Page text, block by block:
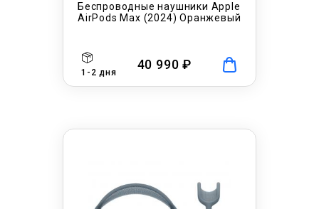
Беспроводные наушники Apple
AirPods Max (2024) Оранжевый
40 990 ₽
1-2 дня